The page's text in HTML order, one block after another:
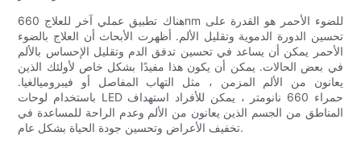
هناك تطبيق عملي آخر للعلاج 660nm للضوء الأحمر هو القدرة على
تحسين الدورة الدموية وتقليل الألم. أظهرت الأبحاث أن العلاج بالضوء
الأحمر يمكن أن يساعد في تحسين تدفق الدم وتقليل الإحساس بالألم
في بعض الحالات. يمكن أن يكون هذا مفيدًا بشكل خاص لأولئك الذين
يعانون من الألم المزمن ، مثل التهاب المفاصل أو فيبروميالغيا.
باستخدام لوحات LED حمراء 660 نانومتر ، يمكن للأفراد استهداف
المناطق من الجسم الذين يعانون من الألم وعدم الراحة للمساعدة في
تخفيف الأعراض وتحسين جودة الحياة بشكل عام.